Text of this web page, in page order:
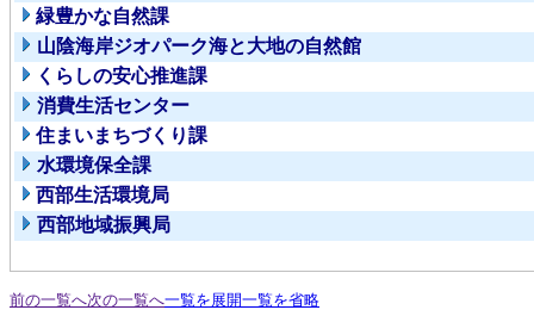
緑豊かな自然課
山陰海岸ジオパーク海と大地の自然館
くらしの安心推進課
消費生活センター
住まいまちづくり課
水環境保全課
西部生活環境局
西部地域振興局
前の一覧へ次の一覧へ一覧を展開一覧を省略